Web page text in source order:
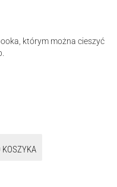
którym można cieszyć
KOSZYKA